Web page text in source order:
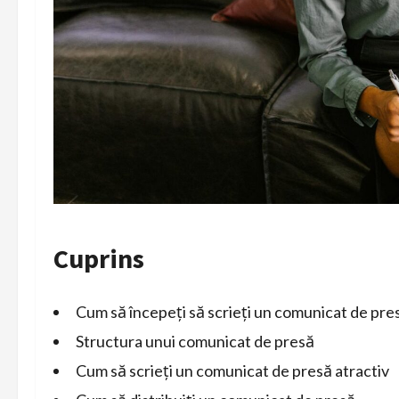
Cuprins
Cum să începeți să scrieți un comunicat de
Structura unui comunicat de presă
Cum să scrieți un comunicat de presă atractiv